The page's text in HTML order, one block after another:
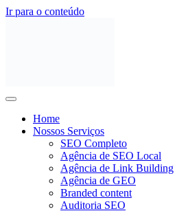
Ir para o conteúdo
Home
Nossos Serviços
SEO Completo
Agência de SEO Local
Agência de Link Building
Agência de GEO
Branded content
Auditoria SEO